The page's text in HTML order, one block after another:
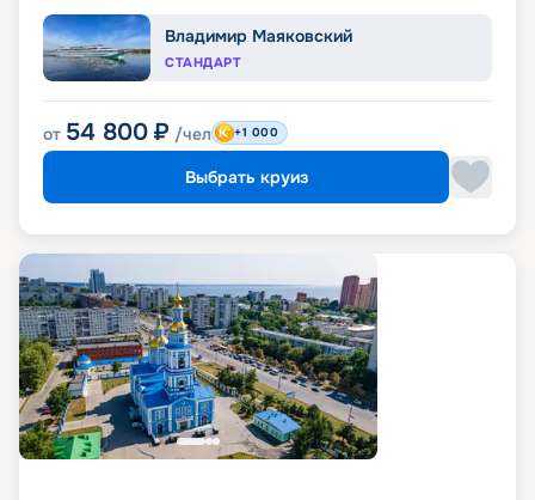
Владимир Маяковский
СТАНДАРТ
от 54 800 ₽ /чел +1 000
Выбрать круиз